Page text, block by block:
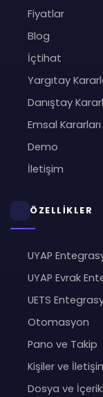
Fiyatlar
Blog
İçtihat
Yargıtay
Danıştay
Emsal Kararları
Demo
İletişim
ÖZELLİKLER
UYAP
UYAP Evrak
UETS
Otomasyon
Pano ve Takip
Kişiler ve
Dosya ve